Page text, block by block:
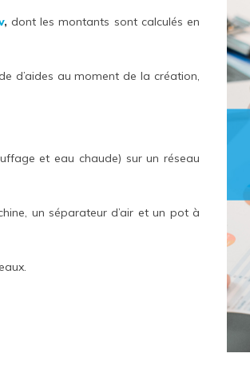
,dont les montants sont calculés en
d’aides au moment de la création,
et eau chaude) sur un réseau
un séparateur d’air et un pot à